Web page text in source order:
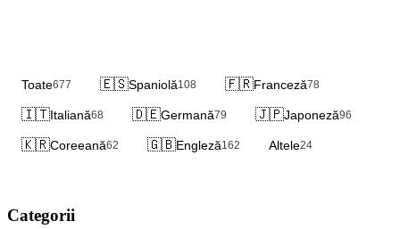
Toate677 🇪🇸Spaniolă108 🇫🇷Franceză78
🇮🇹Italiană68 🇩🇪Germană79 🇯🇵Japoneză96
🇰🇷Coreeană62 🇬🇧Engleză162 Altele24
Categorii